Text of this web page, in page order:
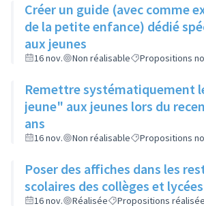
Créer un guide (avec comme
de la petite enfance) dédié
aux jeunes
16 nov. Non réalisable Propositions
Remettre systématiquement
jeune" aux jeunes lors du
ans
16 nov. Non réalisable Propositions
Poser des affiches dans les
scolaires des collèges et lycées
16 nov. Réalisée Propositions